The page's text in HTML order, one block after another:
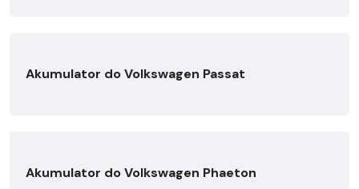
Akumulator do Volkswagen Passat
Akumulator do Volkswagen Phaeton